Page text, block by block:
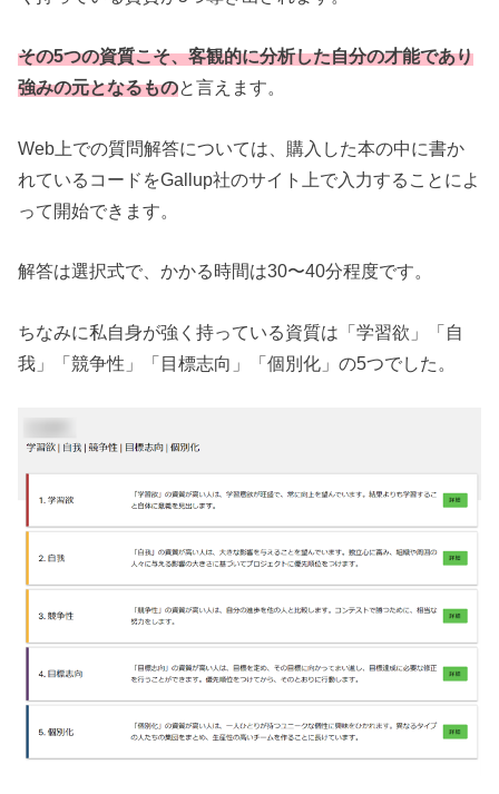
その5つの資質こそ、客観的に分析した自分の才能であり
強みの元となるものと言えます。
Web上での質問解答については、購入した本の中に書か
れているコードをGallup社のサイト上で入力することによ
って開始できます。
解答は選択式で、かかる時間は30〜40分程度です。
ちなみに私自身が強く持っている資質は「学習欲」「自
我」「競争性」「目標志向」「個別化」の5つでした。